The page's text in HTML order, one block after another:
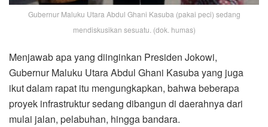
Gubernur Maluku Utara Abdul Ghani Kasuba (pakai peci) sedang
mendiskusikan sesuatu. (dok. humas)
Menjawab apa yang diinginkan Presiden Jokowi,
Gubernur Maluku Utara Abdul Ghani Kasuba yang juga
ikut dalam rapat itu mengungkapkan, bahwa beberapa
proyek infrastruktur sedang dibangun di daerahnya dari
mulai jalan, pelabuhan, hingga bandara.